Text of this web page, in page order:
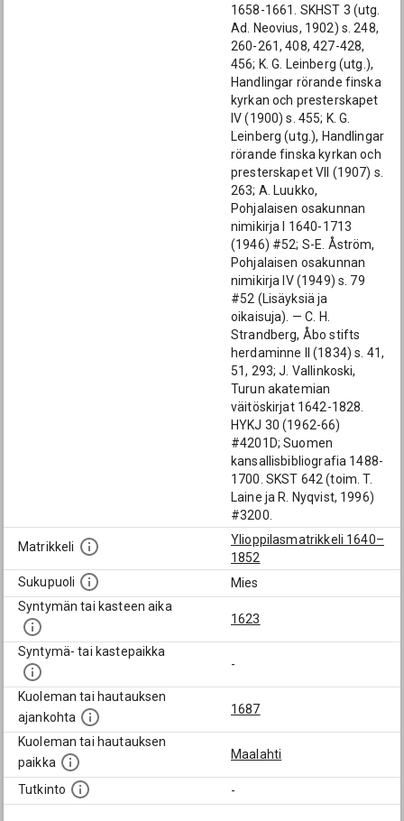
1658-1661. SKHST 3 (utg.
Ad. Neovius, 1902) s. 248,
260-261, 408, 427-428,
456; K. G. Leinberg (utg.),
Handlingar rörande finska
kyrkan och presterskapet
IV (1900) s. 455; K. G.
Leinberg (utg.), Handlingar
rörande finska kyrkan och
presterskapet VII (1907) s.
263; A. Luukko,
Pohjalaisen osakunnan
nimikirja I 1640-1713
(1946) #52; S-E. Åström,
Pohjalaisen osakunnan
nimikirja IV (1949) s. 79
#52 (Lisäyksiä ja
oikaisuja). — C. H.
Strandberg, Åbo stifts
herdaminne II (1834) s. 41,
51, 293; J. Vallinkoski,
Turun akatemian
väitöskirjat 1642-1828.
HYKJ 30 (1962-66)
#4201D; Suomen
kansallisbibliografia 1488-
1700. SKST 642 (toim. T.
Laine ja R. Nyqvist, 1996)
#3200.
Matrikkeli
Ylioppilasmatrikkeli 1640–
1852
Sukupuoli
Mies
Syntymän tai kasteen aika
1623
Syntymä- tai kastepaikka
-
Kuoleman tai hautauksen
ajankohta
1687
Kuoleman tai hautauksen
paikka
Maalahti
Tutkinto -